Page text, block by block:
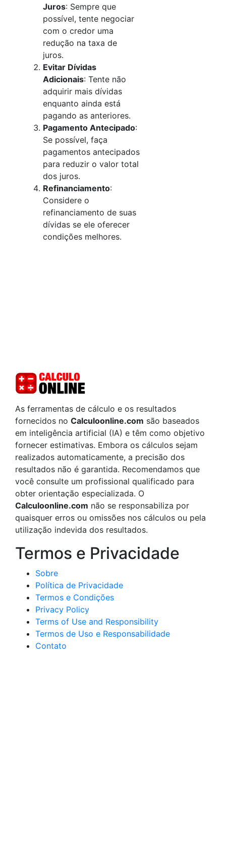
Juros: Sempre que
possível, tente negociar
com o credor uma
redução na taxa de
juros.
Evitar Dívidas
Adicionais: Tente não
adquirir mais dívidas
enquanto ainda está
pagando as anteriores.
Pagamento Antecipado:
Se possível, faça
pagamentos antecipados
para reduzir o valor total
dos juros.
Refinanciamento:
Considere o
refinanciamento de suas
dívidas se ele oferecer
condições melhores.
As ferramentas de cálculo e os resultados
fornecidos no Calculoonline.com são baseados
em inteligência artificial (IA) e têm como objetivo
fornecer estimativas. Embora os cálculos sejam
realizados automaticamente, a precisão dos
resultados não é garantida. Recomendamos que
você consulte um profissional qualificado para
obter orientação especializada. O
Calculoonline.com não se responsabiliza por
quaisquer erros ou omissões nos cálculos ou pela
utilização indevida dos resultados.
Termos e Privacidade
Sobre
Política de Privacidade
Termos e Condições
Privacy Policy
Terms of Use and Responsibility
Termos de Uso e Responsabilidade
Contato